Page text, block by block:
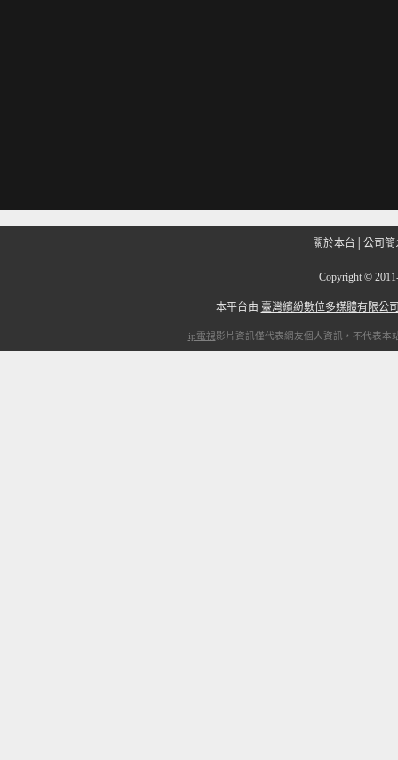
關於本台 公司簡
Copyright ©
本平台由 臺灣繽紛數位多媒體有限公
ip電視影片資訊僅代表網友個人資訊，不代表本